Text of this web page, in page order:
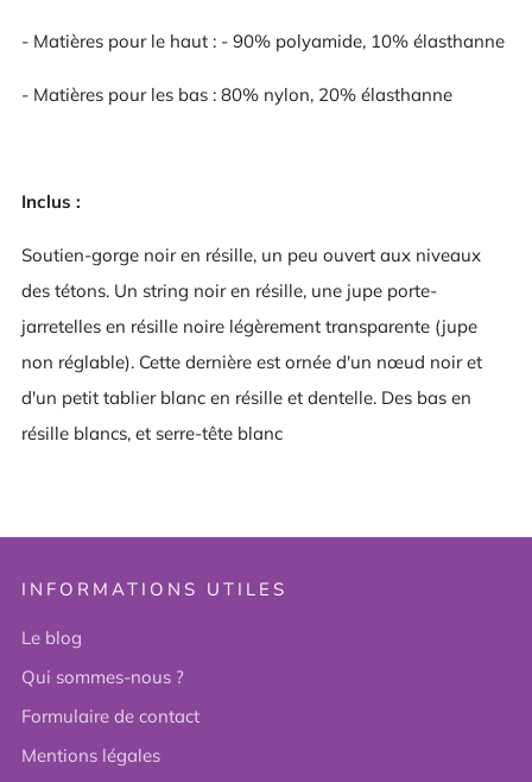
- Matières pour le haut : - 90% polyamide, 10% élasthanne
- Matières pour les bas : 80% nylon, 20% élasthanne
Inclus :
Soutien-gorge noir en résille, un peu ouvert aux niveaux
des tétons. Un string noir en résille, une jupe porte-
jarretelles en résille noire légèrement transparente (jupe
non réglable). Cette dernière est ornée d'un nœud noir et
d'un petit tablier blanc en résille et dentelle. Des bas en
résille blancs, et serre-tête blanc
INFORMATIONS UTILES
Le blog
Qui sommes-nous ?
Formulaire de contact
Mentions légales